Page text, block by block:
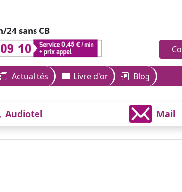
24 sans CB
Actualités Livre d'or Blog
Audiotel Mail